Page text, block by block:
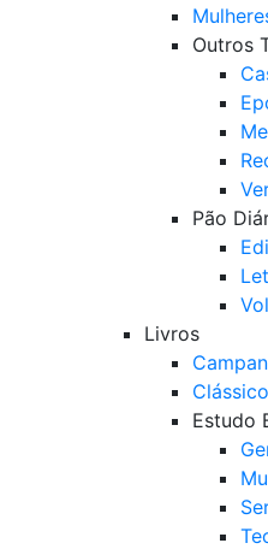
Outros
Pão
Livros
Estudo